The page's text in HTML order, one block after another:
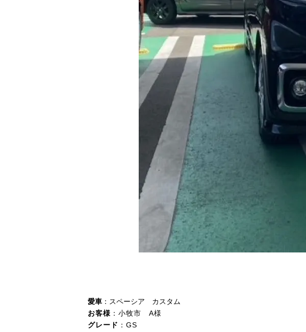
愛車 ：スペーシア カスタム
お客様 ：小牧市 A様
グレード ：GS